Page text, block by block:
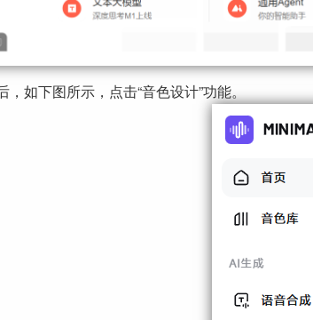
，如下图所示，点击“音色设计”功能。